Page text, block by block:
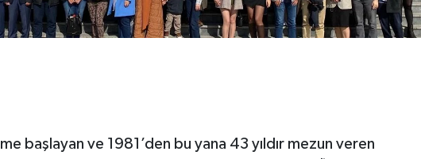
başlayan ve 1981’den bu yana 43 yıldır mezun veren